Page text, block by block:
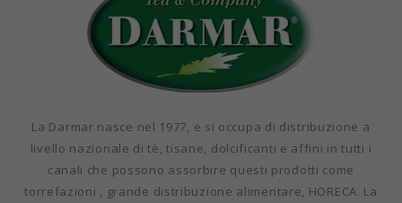
La Darmar nasce nel 1977, e si occupa di distribuzione a
livello nazionale di tè, tisane, dolcificanti e affini in tutti i
canali che possono assorbire questi prodotti come
torrefazioni , grande distribuzione alimentare, HORECA. La